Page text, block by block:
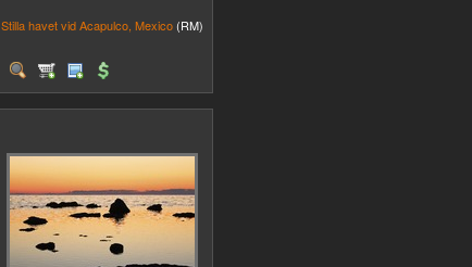
Stilla havet vid Acapulco, Mexico (RM)